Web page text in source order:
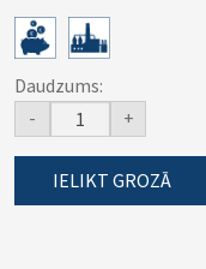
Daudzums:
-
+
IELIKT GROZĀ